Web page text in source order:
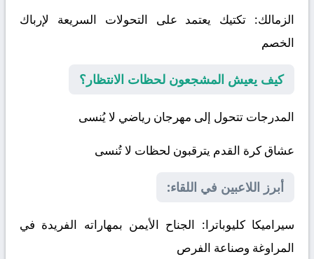
الزمالك: تكتيك يعتمد على التحولات السريعة لإرباك
الخصم
كيف يعيش المشجعون لحظات الانتظار؟
المدرجات تتحول إلى مهرجان رياضي لا يُنسى
عشاق كرة القدم يترقبون لحظات لا تُنسى
أبرز اللاعبين في اللقاء:
سيراميكا كليوباترا: الجناح الأيمن بمهاراته الفريدة في
المراوغة وصناعة الفرص